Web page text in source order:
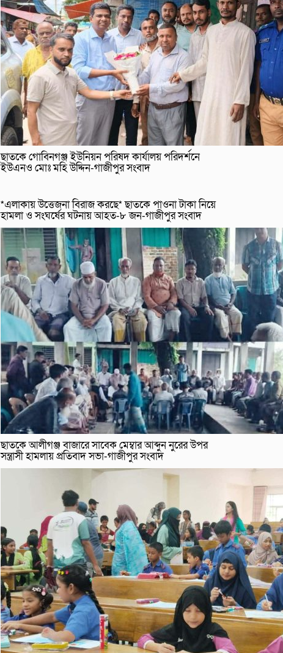
ছাতকে গোবিনগঞ্জ ইউনিয়ন পরিষদ কার্যালয় পরিদর্শনে
ইউএনও মোঃ মহি উদ্দিন-গাজীপুর সংবাদ
*এলাকায় উত্তেজনা বিরাজ করছে* ছাতকে পাওনা টাকা নিয়ে
হামলা ও সংঘর্ষের ঘটনায় আহত-৮ জন-গাজীপুর সংবাদ
ছাতকে আলীগঞ্জ বাজারে সাবেক মেম্বার আব্দুন নুরের উপর
সন্ত্রাসী হামলায় প্রতিবাদ সভা-গাজীপুর সংবাদ